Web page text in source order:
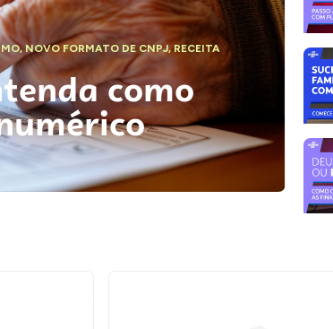
,NOVO FORMATO DE CNPJ,RECEITA
como